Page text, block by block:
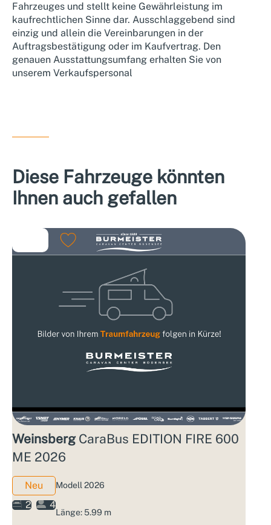
Fahrzeuges und stellt keine Gewährleistung im
kaufrechtlichen Sinne dar. Ausschlaggebend sind
einzig und allein die Vereinbarungen in der
Auftragsbestätigung oder im Kaufvertrag. Den
genauen Ausstattungsumfang erhalten Sie von
unserem Verkaufspersonal
Diese Fahrzeuge könnten
Ihnen auch gefallen
Weinsberg CaraBus EDITION FIRE 600
ME 2026
Neu
2
4
Modell 2026
Länge: 5.99 m